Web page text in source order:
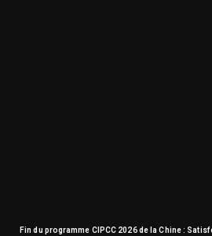
Fin du programme CIPCC 2026 de la Chine :